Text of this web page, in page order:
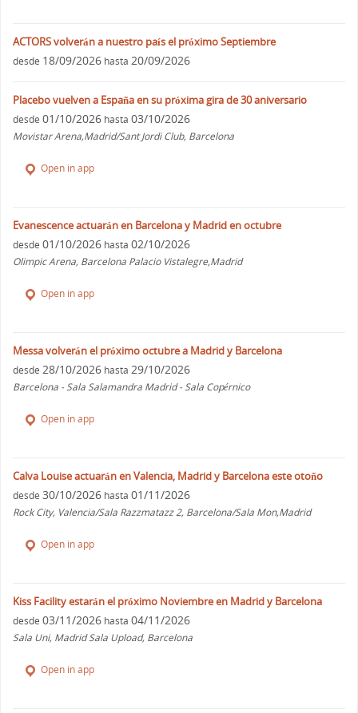
ACTORS volverán a nuestro país el próximo Septiembre
desde 18/09/2026 hasta 20/09/2026
Placebo vuelven a España en su próxima gira de 30 aniversario
desde 01/10/2026 hasta 03/10/2026
Movistar Arena,Madrid/Sant Jordi Club, Barcelona
Open in app
Evanescence actuarán en Barcelona y Madrid en octubre
desde 01/10/2026 hasta 02/10/2026
Olimpic Arena, Barcelona Palacio Vistalegre,Madrid
Open in app
Messa volverán el próximo octubre a Madrid y Barcelona
desde 28/10/2026 hasta 29/10/2026
Barcelona - Sala Salamandra Madrid - Sala Copérnico
Open in app
Calva Louise actuarán en Valencia, Madrid y Barcelona este otoño
desde 30/10/2026 hasta 01/11/2026
Rock City, Valencia/Sala Razzmatazz 2, Barcelona/Sala Mon,Madrid
Open in app
Kiss Facility estarán el próximo Noviembre en Madrid y Barcelona
desde 03/11/2026 hasta 04/11/2026
Sala Uni, Madrid Sala Upload, Barcelona
Open in app